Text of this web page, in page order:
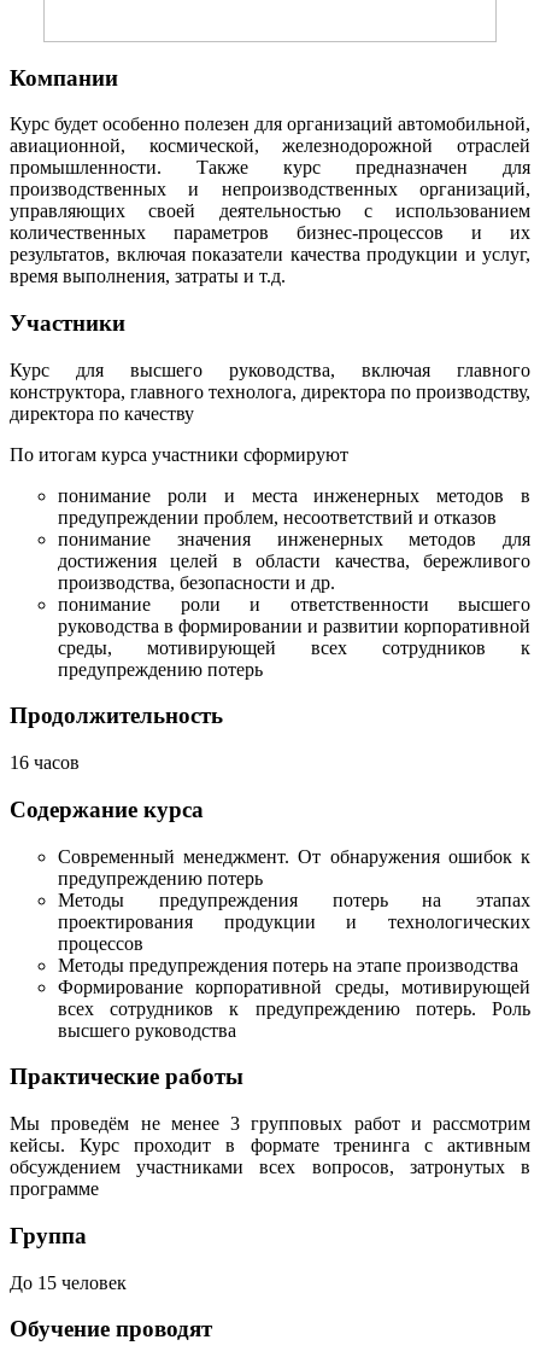
Компании
Курс будет особенно полезен для организаций автомобильной,
авиационной, космической, железнодорожной отраслей
промышленности. Также курс предназначен для
производственных и непроизводственных организаций,
управляющих своей деятельностью с использованием
количественных параметров бизнес-процессов и их
результатов, включая показатели качества продукции и услуг,
время выполнения, затраты и т.д.
Участники
Курс для высшего руководства, включая главного
конструктора, главного технолога, директора по производству,
директора по качеству
По итогам курса участники сформируют
понимание роли и места инженерных методов в
предупреждении проблем, несоответствий и отказов
понимание значения инженерных методов для
достижения целей в области качества, бережливого
производства, безопасности и др.
понимание роли и ответственности высшего
руководства в формировании и развитии корпоративной
среды, мотивирующей всех сотрудников к
предупреждению потерь
Продолжительность
16 часов
Содержание курса
Современный менеджмент. От обнаружения ошибок к
предупреждению потерь
Методы предупреждения потерь на этапах
проектирования продукции и технологических
процессов
Методы предупреждения потерь на этапе производства
Формирование корпоративной среды, мотивирующей
всех сотрудников к предупреждению потерь. Роль
высшего руководства
Практические работы
Мы проведём не менее 3 групповых работ и рассмотрим
кейсы. Курс проходит в формате тренинга с активным
обсуждением участниками всех вопросов, затронутых в
программе
Группа
До 15 человек
Обучение проводят